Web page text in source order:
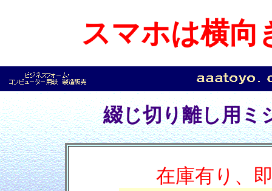
スマホは横向
綴じ切り離し用ミ
在庫有り、